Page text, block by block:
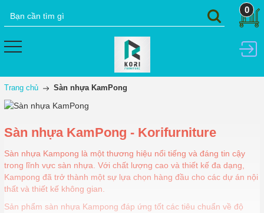
0
Trang chủ Sàn nhựa KamPong
Sàn nhựa KamPong - Korifurniture
Sàn nhựa Kampong là một thương hiệu nổi tiếng và đáng tin cậy
trong lĩnh vực sàn nhựa. Với chất lượng cao và thiết kế đa dạng,
Kampong đã trở thành một sự lựa chọn hàng đầu cho các dự án nội
thất và thiết kế không gian.
Sản phẩm sàn nhựa Kampong đáp ứng tốt các tiêu chuẩn về độ